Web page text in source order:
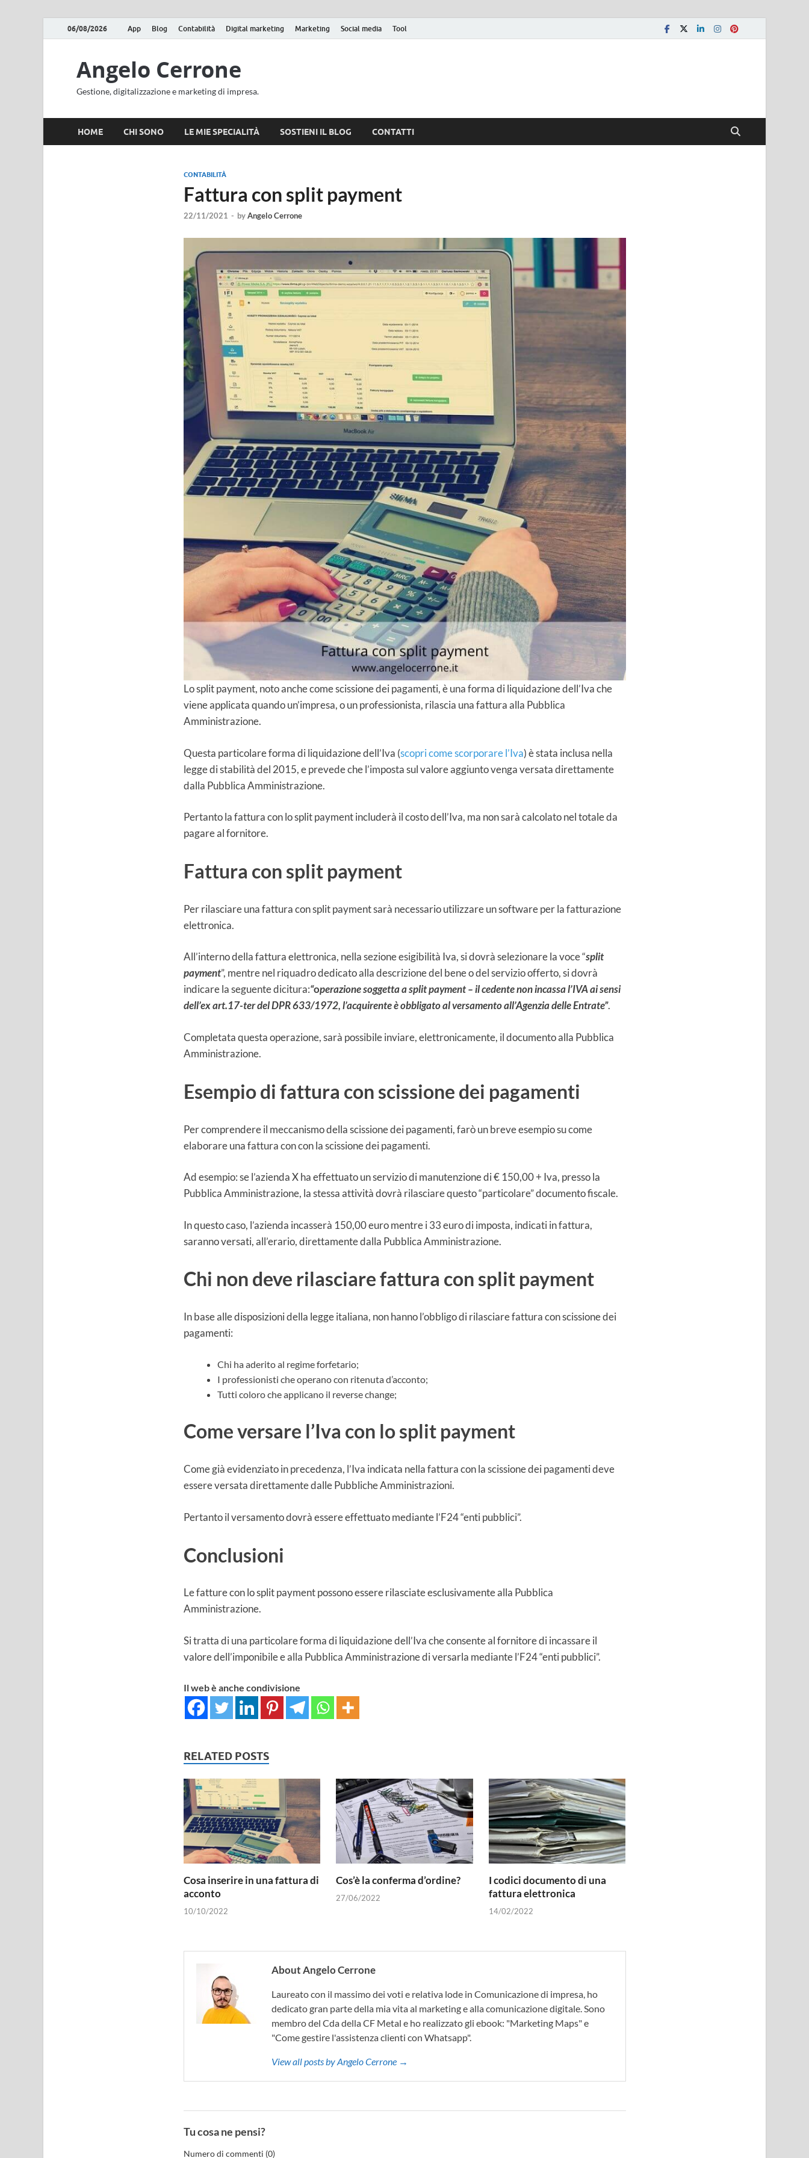
06/08/2026 App Blog Contabilità Digital marketing Marketing Social media Tool
Angelo Cerrone
Gestione, digitalizzazione e marketing di impresa.
HOME CHI SONO LE MIE SPECIALITÀ SOSTIENI IL BLOG CONTATTI
CONTABILITÀ
Fattura con split payment
22/11/2021 - byAngelo Cerrone
Lo split payment, noto anche come scissione dei pagamenti, è una forma di liquidazione dell’Iva che
viene applicata quando un’impresa, o un professionista, rilascia una fattura alla Pubblica
Amministrazione.
Questa particolare forma di liquidazione dell’Iva (scopri come scorporare l’Iva) è stata inclusa nella
legge di stabilità del 2015, e prevede che l’imposta sul valore aggiunto venga versata direttamente
dalla Pubblica Amministrazione.
Pertanto la fattura con lo split payment includerà il costo dell’Iva, ma non sarà calcolato nel totale da
pagare al fornitore.
Fattura con split payment
Per rilasciare una fattura con split payment sarà necessario utilizzare un software per la fatturazione
elettronica.
All’interno della fattura elettronica, nella sezione esigibilità Iva, si dovrà selezionare la voce “split
payment”, mentre nel riquadro dedicato alla descrizione del bene o del servizio offerto, si dovrà
indicare la seguente dicitura:“operazione soggetta a split payment – il cedente non incassa l’IVA ai sensi
dell’ex art.17-ter del DPR 633/1972, l’acquirente è obbligato al versamento all’Agenzia delle Entrate”.
Completata questa operazione, sarà possibile inviare, elettronicamente, il documento alla Pubblica
Amministrazione.
Esempio di fattura con scissione dei pagamenti
Per comprendere il meccanismo della scissione dei pagamenti, farò un breve esempio su come
elaborare una fattura con con la scissione dei pagamenti.
Ad esempio: se l’azienda X ha effettuato un servizio di manutenzione di € 150,00 + Iva, presso la
Pubblica Amministrazione, la stessa attività dovrà rilasciare questo “particolare” documento fiscale.
In questo caso, l’azienda incasserà 150,00 euro mentre i 33 euro di imposta, indicati in fattura,
saranno versati, all’erario, direttamente dalla Pubblica Amministrazione.
Chi non deve rilasciare fattura con split payment
In base alle disposizioni della legge italiana, non hanno l’obbligo di rilasciare fattura con scissione dei
pagamenti:
Chi ha aderito al regime forfetario;
I professionisti che operano con ritenuta d’acconto;
Tutti coloro che applicano il reverse change;
Come versare l’Iva con lo split payment
Come già evidenziato in precedenza, l’Iva indicata nella fattura con la scissione dei pagamenti deve
essere versata direttamente dalle Pubbliche Amministrazioni.
Pertanto il versamento dovrà essere effettuato mediante l’F24 “enti pubblici”.
Conclusioni
Le fatture con lo split payment possono essere rilasciate esclusivamente alla Pubblica
Amministrazione.
Si tratta di una particolare forma di liquidazione dell’Iva che consente al fornitore di incassare il
valore dell’imponibile e alla Pubblica Amministrazione di versarla mediante l’F24 “enti pubblici”.
Il web è anche condivisione
RELATED POSTS
Cosa inserire in una fattura di
acconto
10/10/2022
Cos’è la conferma d’ordine?
27/06/2022
I codici documento di una
fattura elettronica
14/02/2022
About Angelo Cerrone
Laureato con il massimo dei voti e relativa lode in Comunicazione di impresa, ho
dedicato gran parte della mia vita al marketing e alla comunicazione digitale. Sono
membro del Cda della CF Metal e ho realizzato gli ebook: "Marketing Maps" e
"Come gestire l'assistenza clienti con Whatsapp".
View all posts by Angelo Cerrone →
Tu cosa ne pensi?
Numero di commenti (0)